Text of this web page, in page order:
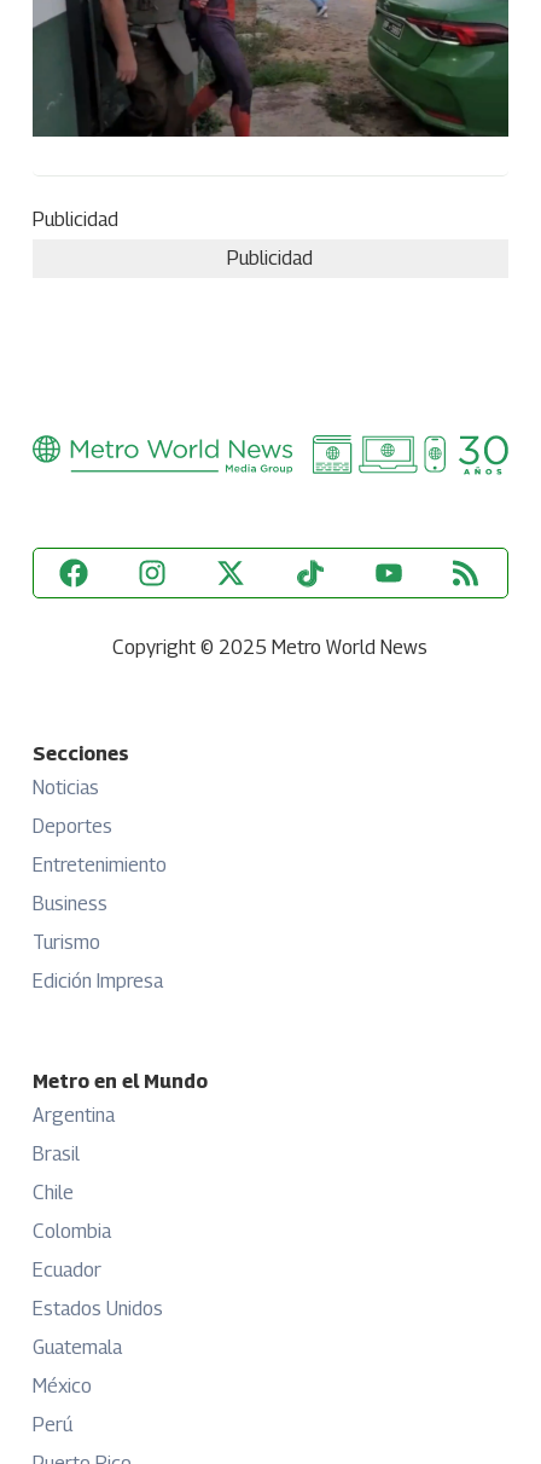
Publicidad
Publicidad
Copyright © 2025 Metro World News
Secciones
Noticias
Deportes
Entretenimiento
Business
Turismo
Edición Impresa
Metro en el Mundo
Argentina
Brasil
Chile
Colombia
Ecuador
Estados Unidos
Guatemala
México
Perú